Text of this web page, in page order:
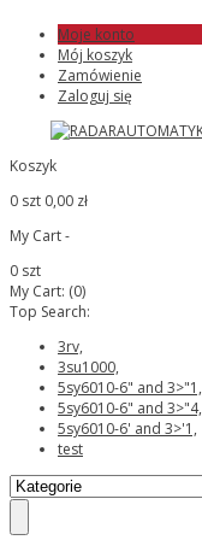
Moje konto
Mój koszyk
Zamówienie
Zaloguj się
Koszyk
0 szt 0,00 zł
My Cart -
0 szt
My Cart: (0)
Top Search:
3rv,
3su1000,
5sy6010-6" and 3>"1,
5sy6010-6" and 3>"4,
5sy6010-6' and 3>'1,
test